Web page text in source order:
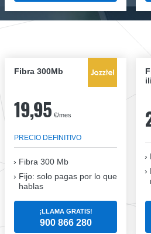
Fibra 300Mb
19,95 €/mes
PRECIO DEFINITIVO
Fibra 300 Mb
Fijo: solo pagas por lo que
hablas
¡LLAMA GRATIS!
900 866 280